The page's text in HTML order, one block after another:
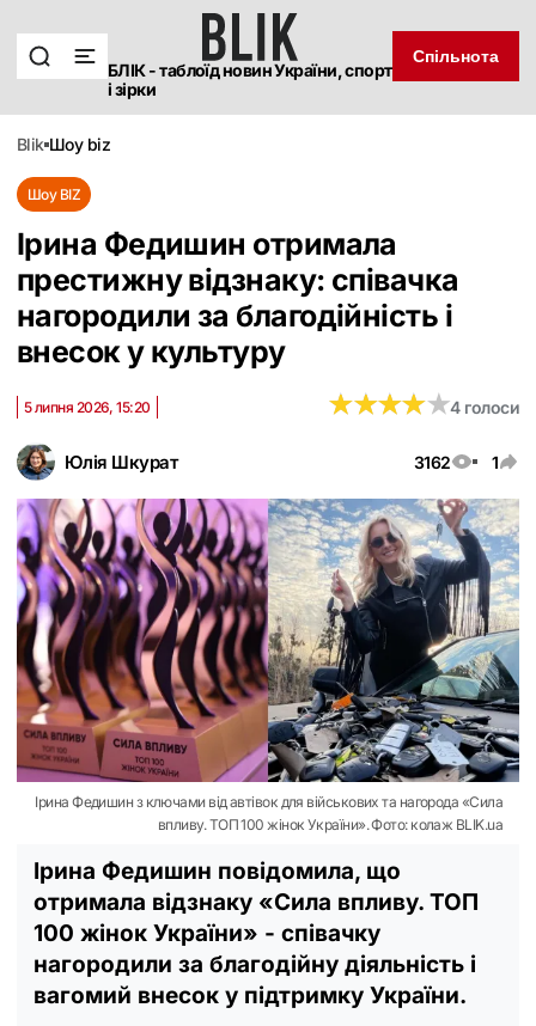
БЛІК - таблоїд новин України, спорт
і зірки
Спільнота
blik шоу biz
Шоу BIZ
Ірина Федишин отримала
престижну відзнаку: співачка
нагородили за благодійність і
внесок у культуру
Юлія Шкурат 3162 1
5 липня 2026, 15:20 ★★★★★
★★★★★4 голоси
Ірина Федишин з ключами від автівок для військових та нагорода «Сила
впливу. ТОП 100 жінок України». Фото: колаж BLIK.ua
Ірина Федишин повідомила, що
отримала відзнаку «Сила впливу. ТОП
100 жінок України» - співачку
нагородили за благодійну діяльність і
вагомий внесок у підтримку України.